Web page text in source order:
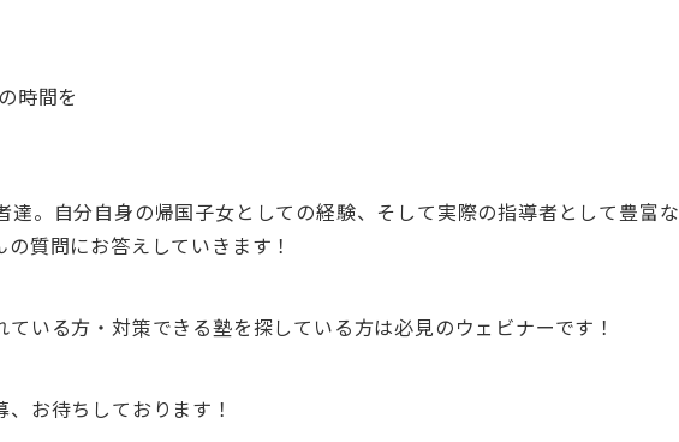
時間を
。自分自身の帰国子女としての経験、そして実際の指導者として豊富な
質問にお答えしていきます！
いる方・対策できる塾を探している方は必見のウェビナーです！
お待ちしております！